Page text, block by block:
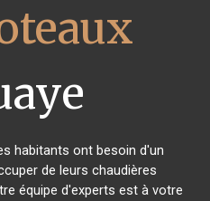
habitants ont besoin d'un
de leurs chaudières
équipe d'experts est à votre